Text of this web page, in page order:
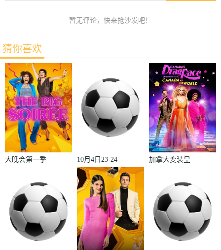
暂无评论，快来抢沙发吧！
猜你喜欢
大晚会第一季
10月4日23-24
赛季欧冠小组
赛第2轮那不
勒斯VS皇家
马德里
加拿大变装皇
对阵世界
2022